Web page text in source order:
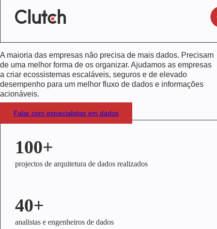
A maioria das empresas não precisa de mais dados. Precisam
de uma melhor forma de os organizar. Ajudamos as empresas
a criar ecossistemas escaláveis, seguros e de elevado
desempenho para um melhor fluxo de dados e informações
acionáveis.
Falar com especialistas em dados
100+
projectos de arquitetura de dados realizados
40+
analistas e engenheiros de dados